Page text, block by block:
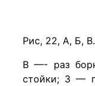
Рис, 22, А, Б,
В —- раз
стойки; 3 —